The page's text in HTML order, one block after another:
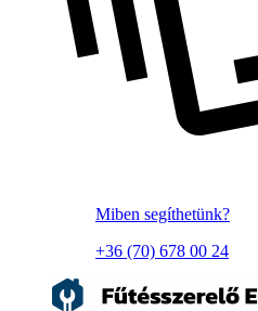
Miben segíthetünk?
+36 (70) 678 00 24